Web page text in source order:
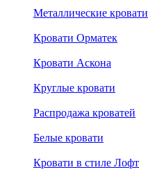
Металлические кровати
Кровати Орматек
Кровати Аскона
Круглые кровати
Распродажа кроватей
Белые кровати
Кровати в стиле Лофт